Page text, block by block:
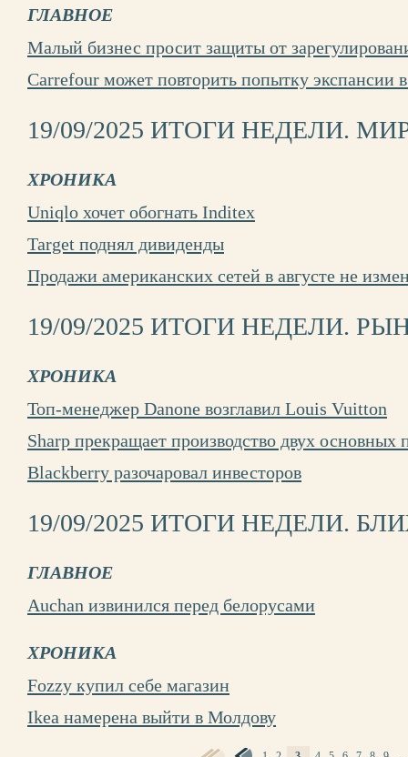
ГЛАВНОЕ
Малый бизнес просит защиты от
Carrefour может повторить попытку экспансии
19/09/2025 ИТОГИ НЕДЕЛИ.
ХРОНИКА
Uniqlo хочет обогнать Inditex
Target поднял дивиденды
Продажи американских сетей в августе не
19/09/2025 ИТОГИ НЕДЕЛИ.
ХРОНИКА
Топ-менеджер Danone возглавил Louis Vuitton
Sharp прекращает производство двух основных
Blackberry разочаровал инвесторов
19/09/2025 ИТОГИ НЕДЕЛИ.
ГЛАВНОЕ
Auchan извинился перед белорусами
ХРОНИКА
Fozzy купил себе магазин
Ikea намерена выйти в Молдову